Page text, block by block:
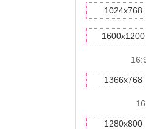
1024x768
1600x1200
1366x768
1280x800